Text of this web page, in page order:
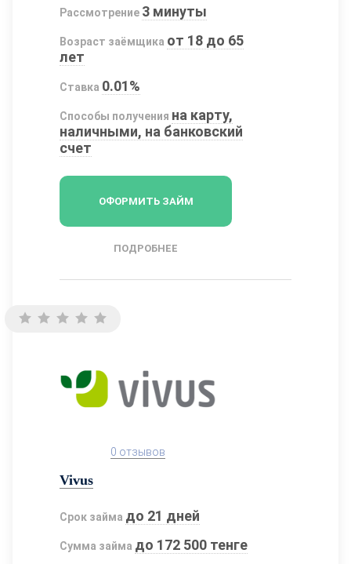
Рассмотрение 3 минуты
Возраст заёмщика от 18 до 65
лет
Ставка 0.01%
Способы получения на карту,
наличными, на банковский
счет
ОФОРМИТЬ ЗАЙМ
ПОДРОБНЕЕ
0 отзывов
Vivus
Срок займа до 21 дней
Сумма займа до 172 500 тенге